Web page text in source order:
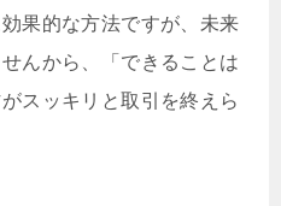
果的な方法ですが、未来
んから、「できることは
スッキリと取引を終えら